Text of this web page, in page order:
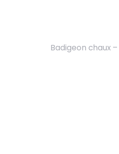
Badigeon chaux –